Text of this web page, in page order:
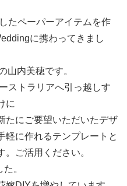
たペーパーアイテムを作
に携わってきまし
山内美穂です。
ストラリアへ引っ越しす
に
たにご要望いただいたデザ
軽に作れるテンプレートと
。ご活用ください。
。